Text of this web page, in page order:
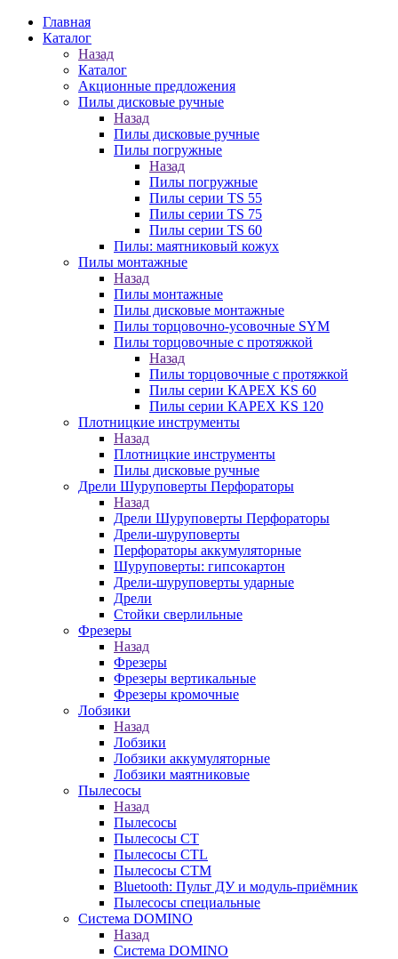
Главная
Каталог
Назад
Каталог
Акционные предложения
Пилы дисковые ручные
Назад
Пилы дисковые ручные
Пилы погружные
Назад
Пилы погружные
Пилы серии TS 55
Пилы серии TS 75
Пилы серии TS 60
Пилы: маятниковый кожух
Пилы монтажные
Назад
Пилы монтажные
Пилы дисковые монтажные
Пилы торцовочно-усовочные SYM
Пилы торцовочные с протяжкой
Назад
Пилы торцовочные с протяжкой
Пилы серии KAPEX KS 60
Пилы серии KAPEX KS 120
Плотницкие инструменты
Назад
Плотницкие инструменты
Пилы дисковые ручные
Дрели Шуруповерты Перфораторы
Назад
Дрели Шуруповерты Перфораторы
Дрели-шуруповерты
Перфораторы аккумуляторные
Шуруповерты: гипсокартон
Дрели-шуруповерты ударные
Дрели
Стойки сверлильные
Фрезеры
Назад
Фрезеры
Фрезеры вертикальные
Фрезеры кромочные
Лобзики
Назад
Лобзики
Лобзики аккумуляторные
Лобзики маятниковые
Пылесосы
Назад
Пылесосы
Пылесосы CT
Пылесосы CTL
Пылесосы CTM
Bluetooth: Пульт ДУ и модуль-приёмник
Пылесосы специальные
Система DOMINO
Назад
Система DOMINO